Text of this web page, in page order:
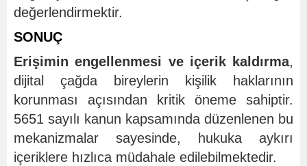
değerlendirmektir.
SONUÇ
Erişimin engellenmesi ve içerik kaldırma,
dijital çağda bireylerin kişilik haklarının
korunması açısından kritik öneme sahiptir.
5651 sayılı kanun kapsamında düzenlenen bu
mekanizmalar sayesinde, hukuka aykırı
içeriklere hızlıca müdahale edilebilmektedir.